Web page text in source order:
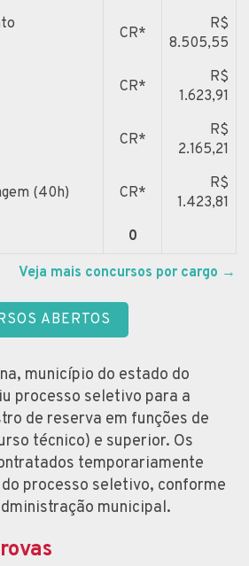
CR*
R$
8.505,55
CR*
R$
1.623,91
CR*
R$
2.165,21
(40h) CR*
R$
1.423,81
0
Veja mais concursos por cargo →
ABERTOS
município do estado do
processo seletivo para a
de reserva em funções de
técnico) e superior. Os
temporariamente
processo seletivo, conforme
municipal.